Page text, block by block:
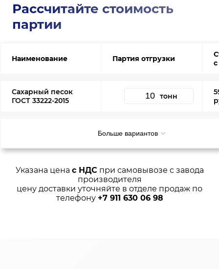
Рассчитайте стоимость
партии
Наименование Партия отгрузки
Сахарный песок
ГОСТ 33222-2015
тонн
Больше вариантов
Указана цена с НДС при самовывозе с завода
производителя
цену доставки уточняйте в отделе продаж по
телефону +7 911 630 06 98